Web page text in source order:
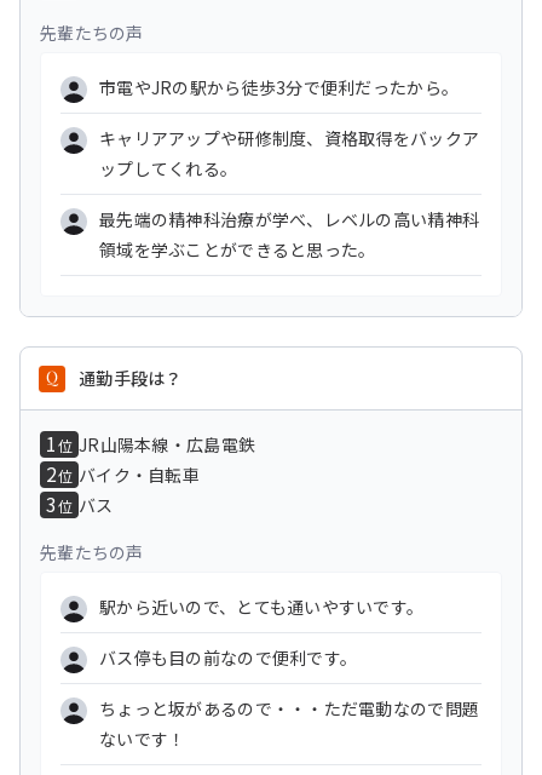
先輩たちの声
市電やJRの駅から徒歩3分で便利だったから。
キャリアアップや研修制度、資格取得をバックア
ップしてくれる。
最先端の精神科治療が学べ、レベルの高い精神科
領域を学ぶことができると思った。
通勤手段は？
1位 JR山陽本線・広島電鉄
2位 バイク・自転車
3位 バス
先輩たちの声
駅から近いので、とても通いやすいです。
バス停も目の前なので便利です。
ちょっと坂があるので・・・ただ電動なので問題
ないです！